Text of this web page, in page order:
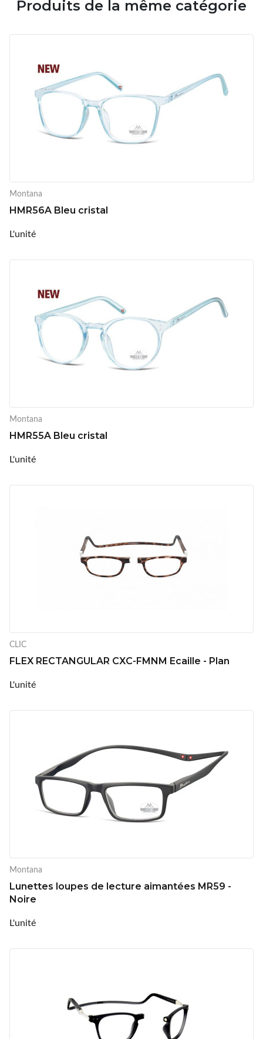
Produits de la même catégorie
Montana
HMR56A Bleu cristal
L'unité
Montana
HMR55A Bleu cristal
L'unité
CLIC
FLEX RECTANGULAR CXC-FMNM Ecaille - Plan
L'unité
Montana
Lunettes loupes de lecture aimantées MR59 -
Noire
L'unité